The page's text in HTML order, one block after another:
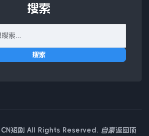
搜索
搜索
短剧 All Rights Reserved.
自豪返回顶